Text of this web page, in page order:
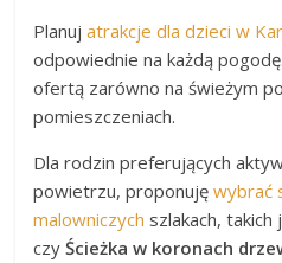
Planujatrakcje dla dzieci w
odpowiednie na każdą
ofertą zarówno na świeżym
pomieszczeniach.
Dla rodzin preferujących
powietrzu, proponujęwybrać
malowniczych szlakach, takich
czyŚcieżka w koronach